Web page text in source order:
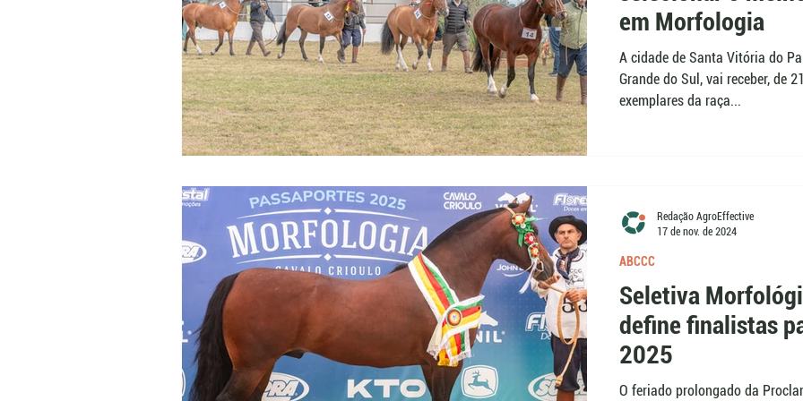
em Morfologia
A cidade de Santa Vitória do
Grande do Sul, vai receber, de
exemplares da raça...
Seletiva
define finalistas
2025
O feriado prolongado da
ABCCC
Redação AgroEffective
17 de nov. de 2024